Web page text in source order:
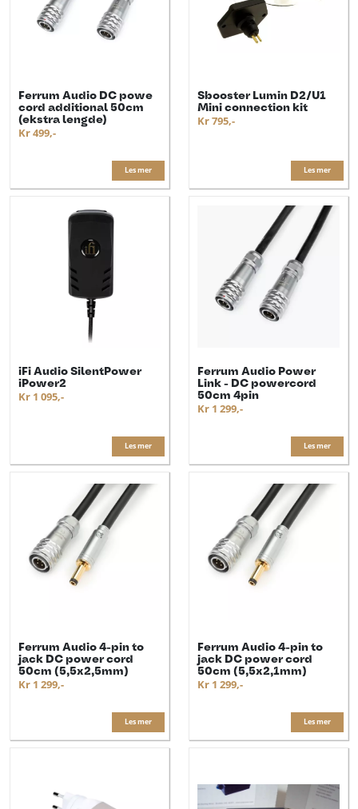
Ferrum Audio DC powe
cord additional 50cm
(ekstra lengde)
Kr 499,-
Les mer
Sbooster Lumin D2/U1
Mini connection kit
Kr 795,-
Les mer
iFi Audio SilentPower
iPower2
Kr 1 095,-
Les mer
Ferrum Audio Power
Link - DC powercord
50cm 4pin
Kr 1 299,-
Les mer
Ferrum Audio 4-pin to
jack DC power cord
50cm (5,5x2,5mm)
Kr 1 299,-
Les mer
Ferrum Audio 4-pin to
jack DC power cord
50cm (5,5x2,1mm)
Kr 1 299,-
Les mer